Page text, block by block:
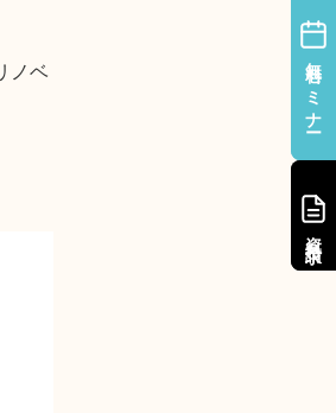
無料セミナー
ノベ
無料セミナー